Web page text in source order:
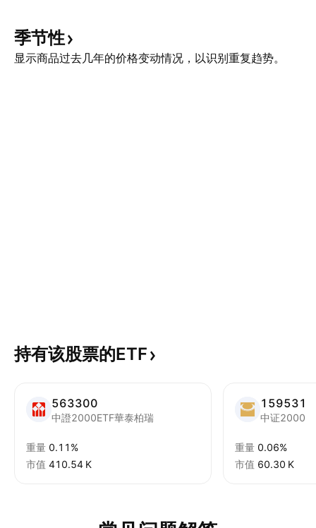
季节性
显示商品过去几年的价格变动情况，以识别重复趋势。
持有该股票的ETF
563300
中證2000ETF華泰柏瑞
重量 0.11%
市值 ‪410.54 K‬
159531
中证2000
重量 0.06%
市值 ‪60.30 K‬